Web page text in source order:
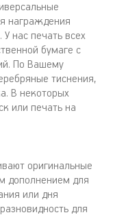
награждения
нас печать всех
бумаге с
По Вашему
тиснения,
В некоторых
или печать на
оригинальные
дополнением для
или дня
для